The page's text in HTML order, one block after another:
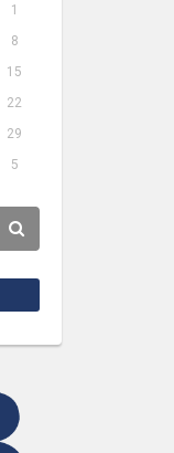
1
8
15
22
29
5